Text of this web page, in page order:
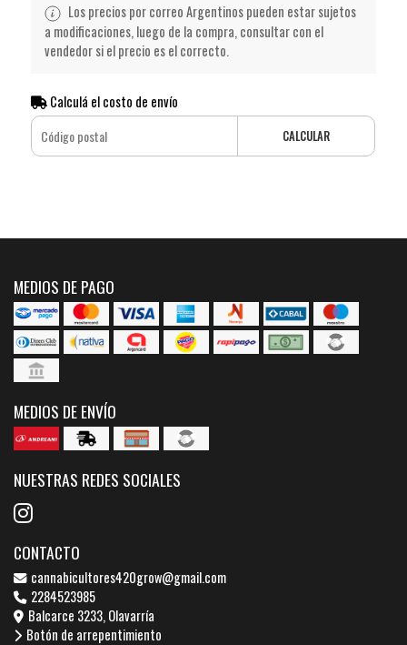
Los precios por correo Argentinos pueden estar sujetos
a modificaciones, luego de la compra, consultar con el
vendedor si el precio es el correcto.
Calculá el costo de envío
CALCULAR
MEDIOS DE PAGO
MEDIOS DE ENVÍO
NUESTRAS REDES SOCIALES
CONTACTO
cannabicultores420grow@gmail.com
2284523985
Balcarce 3233, Olavarría
Botón de arrepentimiento